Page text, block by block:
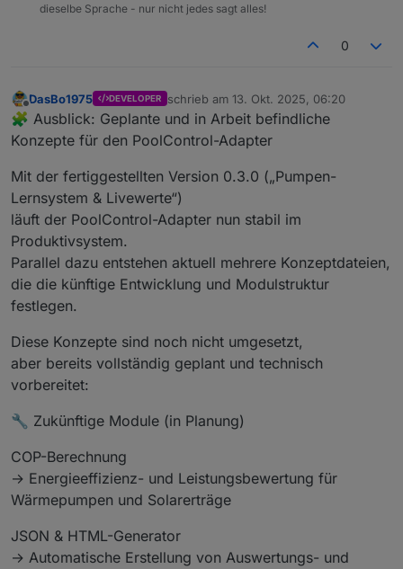
dieselbe Sprache - nur nicht jedes sagt alles!
0
Offline
DasBo1975 DEVELOPER schrieb am 13. Okt. 2025, 06:20
zuletzt editiert von
🧩 Ausblick: Geplante und in Arbeit befindliche
Konzepte für den PoolControl-Adapter
Mit der fertiggestellten Version 0.3.0 („Pumpen-
Lernsystem & Livewerte“)
läuft der PoolControl-Adapter nun stabil im
Produktivsystem.
Parallel dazu entstehen aktuell mehrere Konzeptdateien,
die die künftige Entwicklung und Modulstruktur
festlegen.
Diese Konzepte sind noch nicht umgesetzt,
aber bereits vollständig geplant und technisch
vorbereitet:
🔧 Zukünftige Module (in Planung)
COP-Berechnung
→ Energieeffizienz- und Leistungsbewertung für
Wärmepumpen und Solarerträge
JSON & HTML-Generator
→ Automatische Erstellung von Auswertungs- und